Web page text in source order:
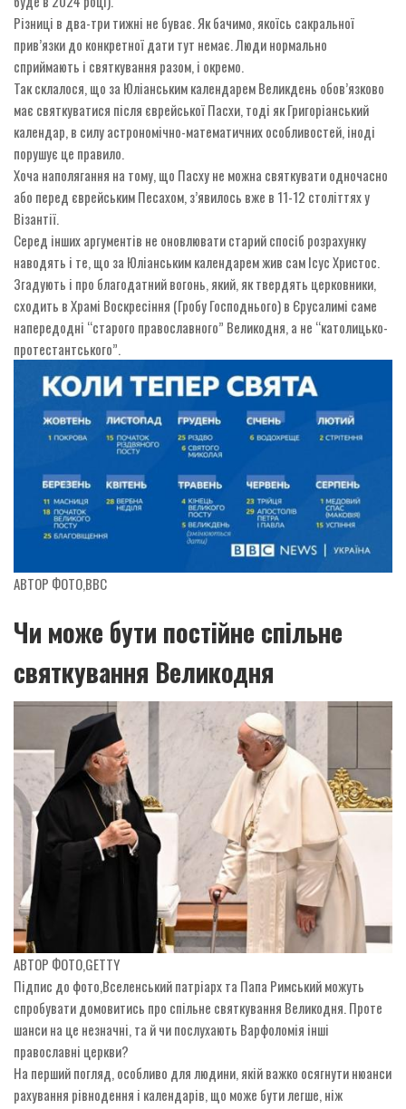
Різниці в два-три тижні не буває. Як бачимо, якоїсь сакральної
прив’язки до конкретної дати тут немає. Люди нормально
сприймають і святкування разом, і окремо.
Так склалося, що за Юліанським календарем Великдень обов’язково
має святкуватися після єврейської Пасхи, тоді як Григоріанський
календар, в силу астрономічно-математичних особливостей, іноді
порушує це правило.
Хоча наполягання на тому, що Пасху не можна святкувати одночасно
або перед єврейським Песахом, з’явилось вже в 11-12 століттях у
Візантії.
Серед інших аргументів не оновлювати старий спосіб розрахунку
наводять і те, що за Юліанським календарем жив сам Ісус Христос.
Згадують і про благодатний вогонь, який, як твердять церковники,
сходить в Храмі Воскресіння (Гробу Господнього) в Єрусалимі саме
напередодні “старого православного” Великодня, а не “католицько-
протестантського”.
АВТОР ФОТО,ВВС
Чи може бути постійне спільне
святкування Великодня
АВТОР ФОТО,GETTY
Підпис до фото,Вселенський патріарх та Папа Римський можуть
спробувати домовитись про спільне святкування Великодня. Проте
шанси на це незначні, та й чи послухають Варфоломія інші
православні церкви?
На перший погляд, особливо для людини, якій важко осягнути нюанси
рахування рівнодення і календарів, що може бути легше, ніж